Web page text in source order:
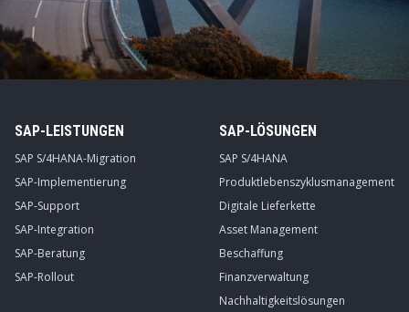
SAP-LEISTUNGEN
SAP S/4HANA-Migration
SAP-Implementierung
SAP-Support
SAP-Integration
SAP-Beratung
SAP-Rollout
SAP-LÖSUNGEN
SAP S/4HANA
Produktlebenszyklusmanagement
Digitale Lieferkette
Asset Management
Beschaffung
Finanzverwaltung
Nachhaltigkeitslösungen